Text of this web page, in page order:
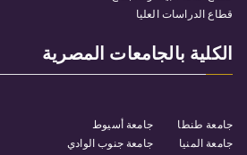
قطاع الدراسات العليا
الكلية بالجامعات المصرية
جامعة طنطا
جامعة المنيا
جامعة أسيوط
جامعة جنوب الوادي